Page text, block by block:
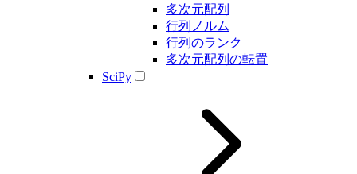
多次元配列
行列ノルム
行列のランク
多次元配列の転置
SciPy